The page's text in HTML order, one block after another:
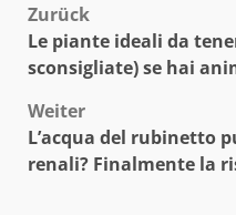
Zurück
Le piante ideali da
sconsigliate) se hai
Weiter
L’acqua del rubinetto
renali? Finalmente la